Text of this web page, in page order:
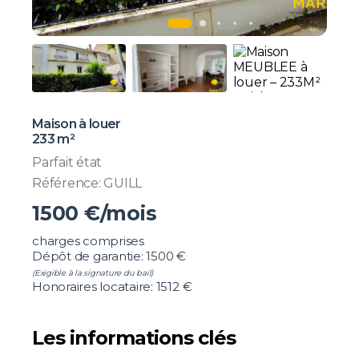
Maison à louer
233 m²
Parfait état
Référence: GUILL
1500 €/mois
charges comprises
Dépôt de garantie: 1500 €
(Exigible à la signature du bail)
Honoraires locataire: 1512 €
Les informations clés